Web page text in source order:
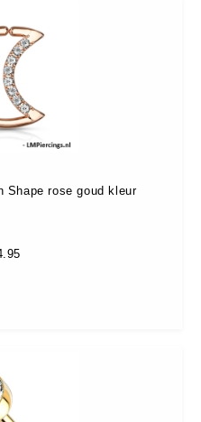
Shape rose goud kleur